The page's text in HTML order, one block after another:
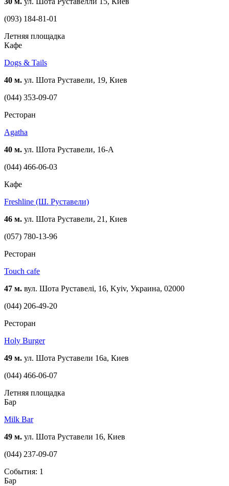
(093) 184-81-01
Летняя площадка
Кафе
Dogs & Tails
40 м. ул. Шота Руставели, 19, Киев
(044) 353-09-07
Ресторан
Agatha
40 м. ул. Шота Руставели, 16-А
(044) 466-06-03
Кафе
Freshline (Ш. Руставели)
46 м. ул. Шота Руставели, 21, Киев
(057) 780-13-96
Ресторан
Touch cafe
47 м. вул. Шота Руставелі, 16, Kyiv, Украина, 02000
(044) 206-49-20
Ресторан
Holy Burger
49 м. ул. Шота Руставели 16а, Киев
(044) 466-06-07
Летняя площадка
Бар
Milk Bar
49 м. ул. Шота Руставели 16, Киев
(044) 237-09-07
События: 1
Бар